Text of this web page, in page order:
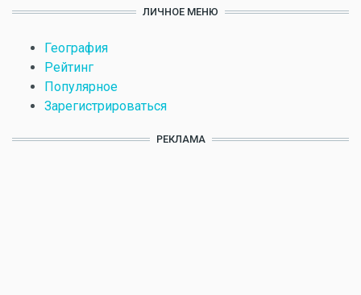
ЛИЧНОЕ МЕНЮ
География
Рейтинг
Популярное
Зарегистрироваться
РЕКЛАМА